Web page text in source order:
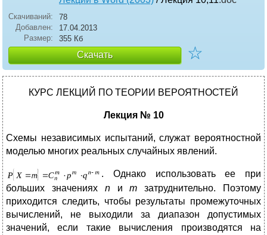
Скачиваний:
78
Добавлен:
17.04.2013
Размер:
355 Кб
Скачать ☆
КУРС ЛЕКЦИЙ ПО ТЕОРИИ ВЕРОЯТНОСТЕЙ
Лекция № 10
Схемы независимых испытаний, служат вероятностной
моделью многих реальных случайных явлений.
. Однако использовать ее при
больших значениях nиm затруднительно. Поэтому
приходится следить, чтобы результаты промежуточных
вычислений, не выходили за диапазон допустимых
значений, если такие вычисления производятся на